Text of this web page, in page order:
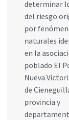
determinar
del riesgo
por
naturales
en la
poblado El
Nueva
de
provincia y